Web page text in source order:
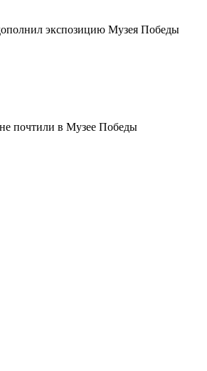
экспозицию Музея Победы
почтили в Музее Победы